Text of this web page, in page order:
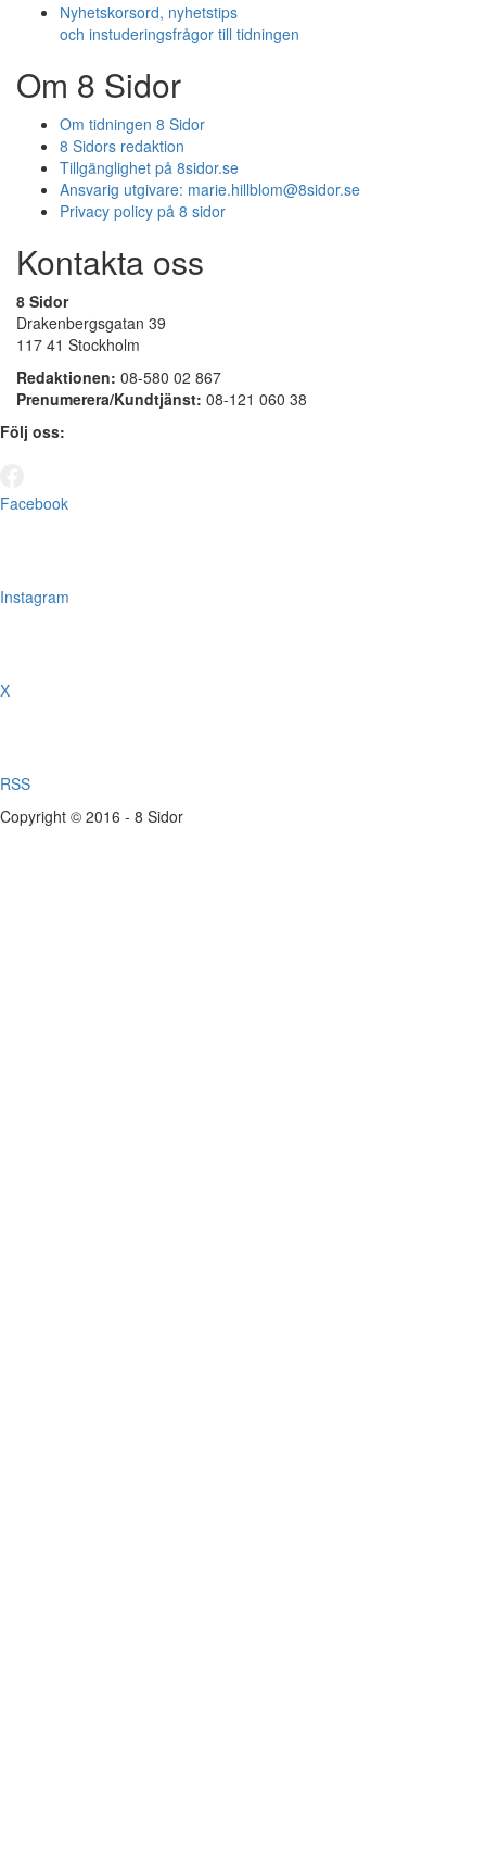
Nyhetskorsord, nyhetstips
och instuderingsfrågor till tidningen
Om 8 Sidor
Om tidningen 8 Sidor
8 Sidors redaktion
Tillgänglighet på 8sidor.se
Ansvarig utgivare: marie.hillblom@8sidor.se
Privacy policy på 8 sidor
Kontakta oss
8 Sidor
Drakenbergsgatan 39
117 41 Stockholm
Redaktionen: 08-580 02 867
Prenumerera/Kundtjänst: 08-121 060 38
Följ oss:
Facebook
Instagram
X
RSS
Copyright © 2016 - 8 Sidor